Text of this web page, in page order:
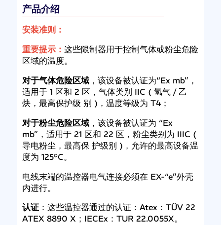
产品介绍
安装准则：
重要提示： 这些限制器用于控制气体或粉尘危险
区域的温度。
对于气体危险区域，该设备被认证为“Ex mb”，
适用于 1 区和 2 区，气体类别 IIC ( 氢气 / 乙
炔，最高保护级 别 )，温度等级为 T4；
对于粉尘危险区域，该设备被认证为 “Ex
mb”，适用于 21 区和 22 区，粉尘类别为 IIIC (
导电粉尘，最高保 护级别 )，允许的最高设备温
度为 125°C。
电线末端的温控器电气连接必须在 EX-“e”外壳
内进行。
认证：这些温控器通过的认证：Atex：TÜV 22
ATEX 8890 X；IECEx：TUR 22.0055X。